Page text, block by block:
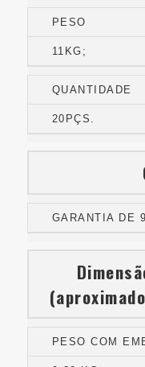
PESO
11KG;
QUANTIDADE
20PÇS.
GARANTIA DE
PESO COM